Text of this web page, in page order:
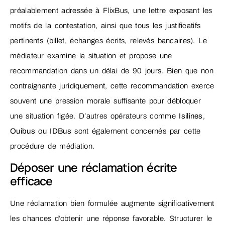
préalablement adressée à FlixBus, une lettre exposant les
motifs de la contestation, ainsi que tous les justificatifs
pertinents (billet, échanges écrits, relevés bancaires). Le
médiateur examine la situation et propose une
recommandation dans un délai de 90 jours. Bien que non
contraignante juridiquement, cette recommandation exerce
souvent une pression morale suffisante pour débloquer
une situation figée. D’autres opérateurs comme Isilines,
Ouibus ou IDBus sont également concernés par cette
procédure de médiation.
Déposer une réclamation écrite
efficace
Une réclamation bien formulée augmente significativement
les chances d’obtenir une réponse favorable. Structurer le